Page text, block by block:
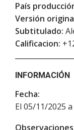
País
Versión
Subtitulado:
Calificacion:
INFORMACIÓN
Fecha:
El 05/11/2025